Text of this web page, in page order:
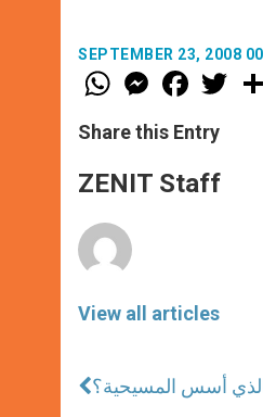
SEPTEMBER 23, 2008
W
h
t
s
p
p
M
e
s
e
g
e
F
a
e
b
o
k
w
Share this Entry
ZENIT Staff
View all articles
أسس المسيحية؟